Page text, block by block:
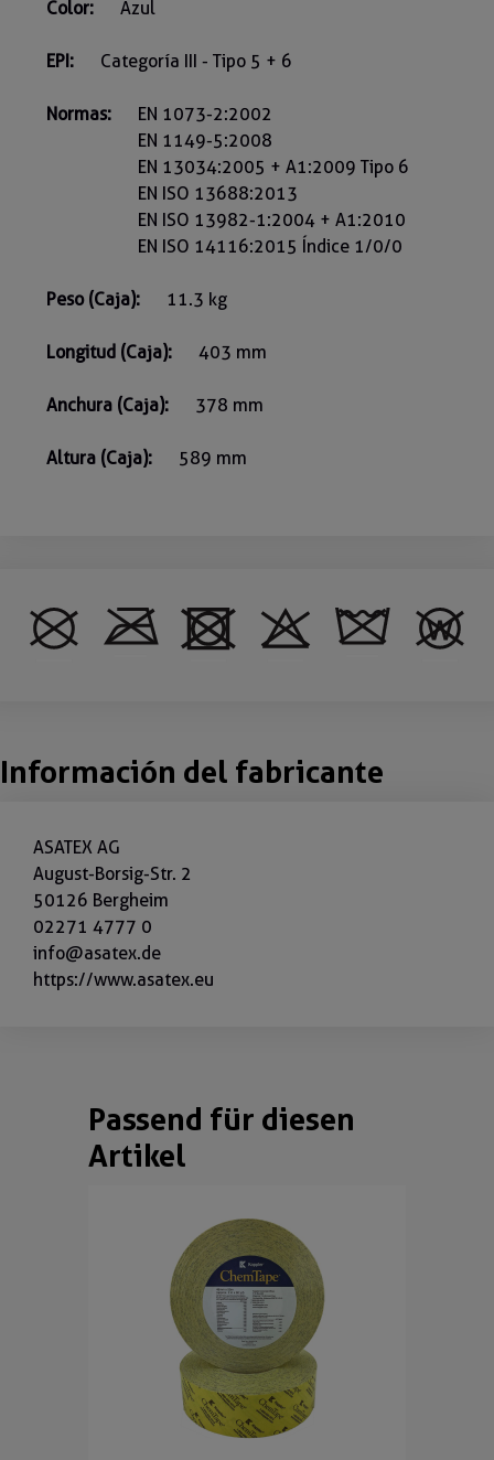
Color: Azul
EPI: Categoría III - Tipo 5 + 6
Normas:
EN 1073-2:2002
EN 1149-5:2008
EN 13034:2005 + A1:2009 Tipo 6
EN ISO 13688:2013
EN ISO 13982-1:2004 + A1:2010
EN ISO 14116:2015 Índice 1/0/0
Peso (Caja): 11.3 kg
Longitud (Caja): 403 mm
Anchura (Caja): 378 mm
Altura (Caja): 589 mm
Información del fabricante
ASATEX AG
August-Borsig-Str. 2
50126 Bergheim
02271 4777 0
info@asatex.de
https://www.asatex.eu
Omitir la galería de productos
Passend für diesen
Artikel